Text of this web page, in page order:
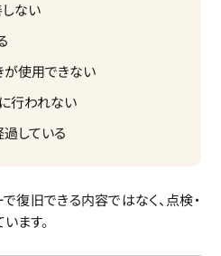
しない
が使用できない
行われない
している
復旧できる内容ではなく、点検・
ます。